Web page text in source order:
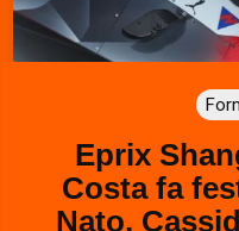
Eprix
Costa fa
Nato,